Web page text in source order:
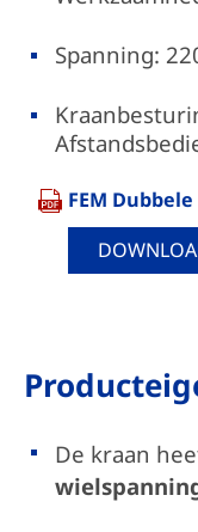
Spanning:
FEM
De kraan